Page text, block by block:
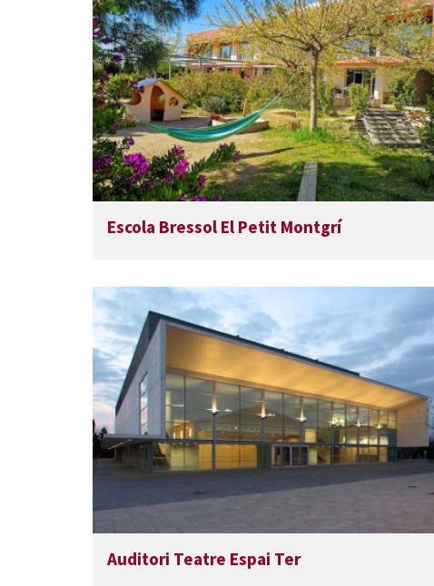
Escola Bressol El Petit Montgrí
Auditori Teatre Espai Ter